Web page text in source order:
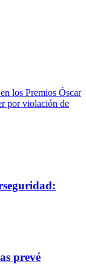
los Premios Óscar
por violación de
prevé